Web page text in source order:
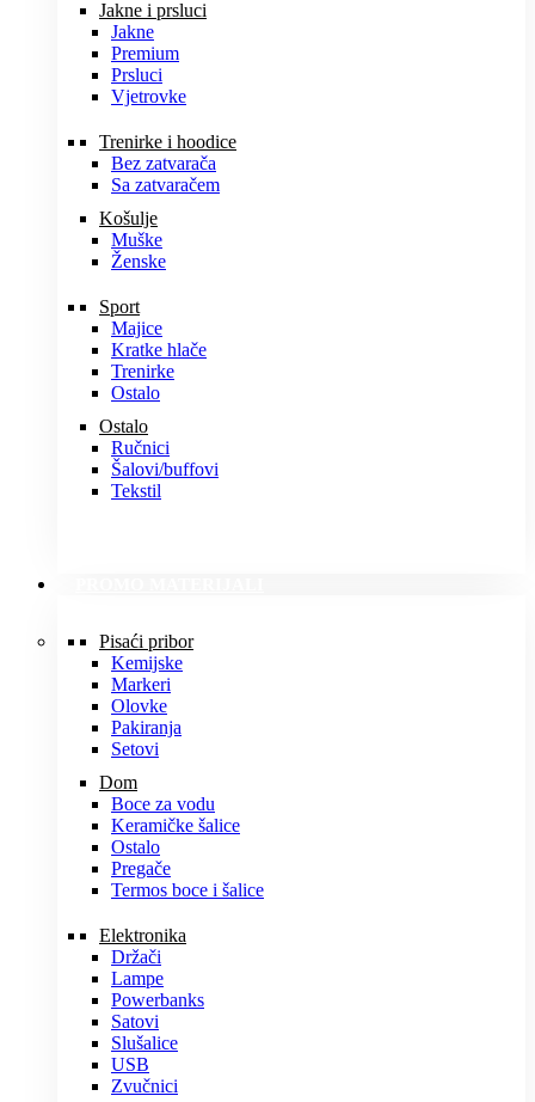
Jakne i prsluci
Jakne
Premium
Prsluci
Vjetrovke
Trenirke i hoodice
Bez zatvarača
Sa zatvaračem
Košulje
Muške
Ženske
Sport
Majice
Kratke hlače
Trenirke
Ostalo
Ostalo
Ručnici
Šalovi/buffovi
Tekstil
Pisaći pribor
Kemijske
Markeri
Olovke
Pakiranja
Setovi
Dom
Boce za vodu
Keramičke šalice
Ostalo
Pregače
Termos boce i šalice
Elektronika
Držači
Lampe
Powerbanks
Satovi
Slušalice
USB
Zvučnici